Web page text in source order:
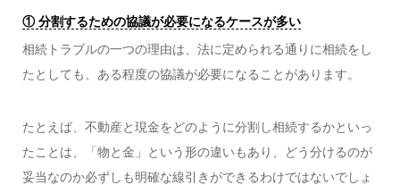
① 分割するための協議が必要になるケースが多い
相続トラブルの一つの理由は、法に定められる通りに相続をし
たとしても、ある程度の協議が必要になることがあります。
たとえば、不動産と現金をどのように分割し相続するかといっ
たことは、「物と金」という形の違いもあり、どう分けるのが
妥当なのか必ずしも明確な線引きができるわけではないでしょ